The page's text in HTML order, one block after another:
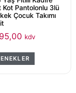
Kot Pantolonlu 3lü
Çocuk Takımı
kdv